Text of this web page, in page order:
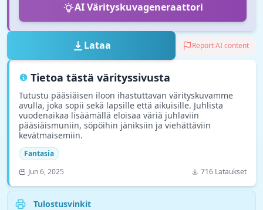
AI Värityskuvageneraattori
Lataa Report AI content
Tietoa tästä värityssivusta
Tutustu pääsiäisen iloon ihastuttavan värityskuvamme
avulla, joka sopii sekä lapsille että aikuisille. Juhlista
vuodenaikaa lisäämällä eloisaa väriä juhlaviin
pääsiäismuniin, söpöihin jäniksiin ja viehättäviin
kevätmaisemiin.
Fantasia
Jun 6, 2025
716 Lataukset
Tulostusvinkit